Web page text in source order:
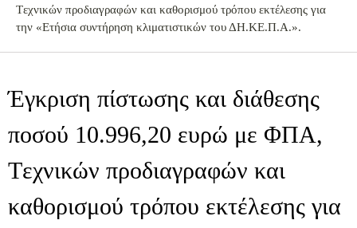
Tεχνικών προδιαγραφών και καθορισμού τρόπου εκτέλεσης για
την «Eτήσια συντήρηση κλιματιστικών του ΔΗ.ΚΕ.Π.Α.».
Έγκριση πίστωσης και διάθεσης
ποσού 10.996,20 ευρώ με ΦΠΑ,
Tεχνικών προδιαγραφών και
καθορισμού τρόπου εκτέλεσης για